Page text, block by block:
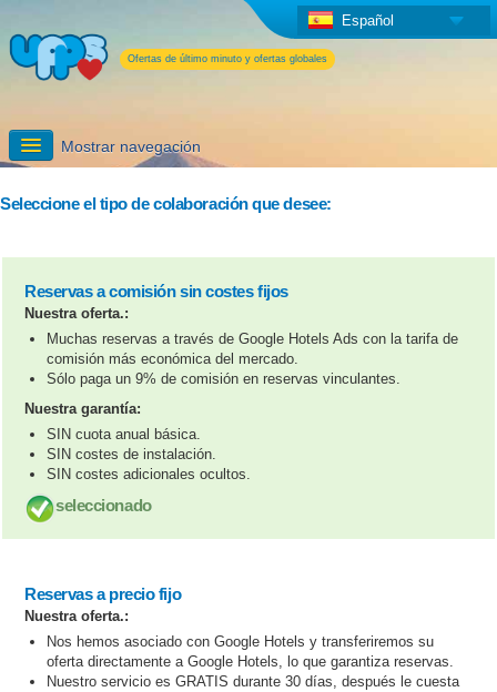
Ofertas de último minuto y ofertas globales
Español
Mostrar navegación
Servicios adicionales de UPPS
Seleccione el tipo de colaboración que desee:
Reservas a comisión sin costes fijos
Nuestra oferta.:
Muchas reservas a través de Google Hotels Ads con la tarifa de
comisión más económica del mercado.
Sólo paga un 9% de comisión en reservas vinculantes.
Nuestra garantía:
SIN cuota anual básica.
SIN costes de instalación.
SIN costes adicionales ocultos.
seleccionado
Reservas a precio fijo
Nuestra oferta.:
Nos hemos asociado con Google Hotels y transferiremos su
oferta directamente a Google Hotels, lo que garantiza reservas.
Nuestro servicio es GRATIS durante 30 días, después le cuesta